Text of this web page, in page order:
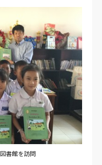
書館を訪問